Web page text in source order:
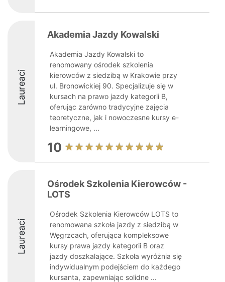
Laureaci
Akademia Jazdy Kowalski
Akademia Jazdy Kowalski to
renomowany ośrodek szkolenia
kierowców z siedzibą w Krakowie przy
ul. Bronowickiej 90. Specjalizuje się w
kursach na prawo jazdy kategorii B,
oferując zarówno tradycyjne zajęcia
teoretyczne, jak i nowoczesne kursy e-
learningowe, ...
10
Laureaci
Ośrodek Szkolenia Kierowców -
LOTS
Ośrodek Szkolenia Kierowców LOTS to
renomowana szkoła jazdy z siedzibą w
Węgrzcach, oferująca kompleksowe
kursy prawa jazdy kategorii B oraz
jazdy doszkalające. Szkoła wyróżnia się
indywidualnym podejściem do każdego
kursanta, zapewniając solidne ...